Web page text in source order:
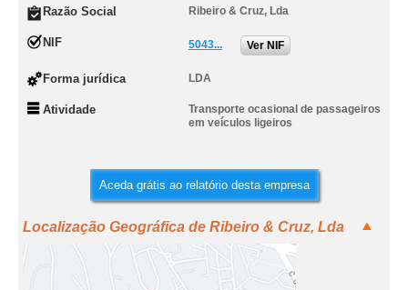
Razão Social Ribeiro & Cruz, Lda
NIF 5043... Ver NIF
Forma jurídica LDA
Atividade
Transporte ocasional de passageiros
em veículos ligeiros
Aceda grátis ao relatório desta empresa
Localização Geográfica de Ribeiro & Cruz, Lda